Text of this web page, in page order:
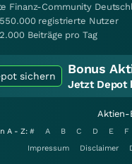
Finanz-Community
registrierte Nutzer
Beiträge pro Tag
sichern Bonus
Jetzt Depot
Aktien-
A - Z: # A B C D E F
Impressum
Disclaimer